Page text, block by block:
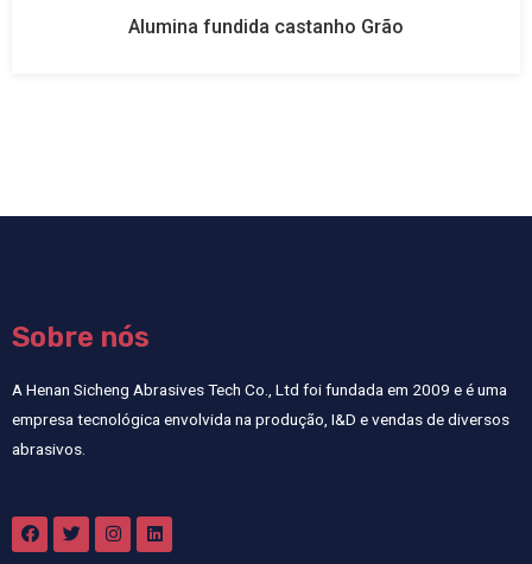
Alumina fundida castanho Grão
Sobre nós
A Henan Sicheng Abrasives Tech Co., Ltd foi fundada em 2009 e é uma
empresa tecnológica envolvida na produção, I&D e vendas de diversos
abrasivos.